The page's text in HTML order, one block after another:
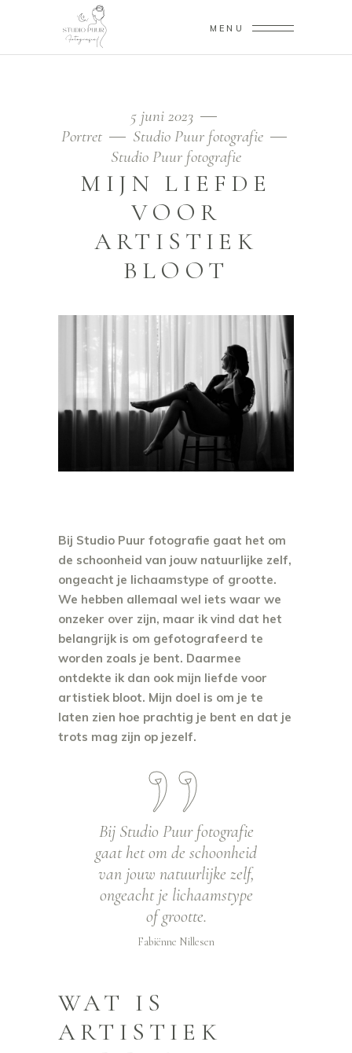
MENU
5 juni 2023
Portret
Studio Puur fotografie
Studio Puur fotografie
MIJN LIEFDE
VOOR
ARTISTIEK
BLOOT
Bij Studio Puur fotografie gaat het om
de schoonheid van jouw natuurlijke zelf,
ongeacht je lichaamstype of grootte.
We hebben allemaal wel iets waar we
onzeker over zijn, maar ik vind dat het
belangrijk is om gefotografeerd te
worden zoals je bent. Daarmee
ontdekte ik dan ook mijn liefde voor
artistiek bloot. Mijn doel is om je te
laten zien hoe prachtig je bent en dat je
trots mag zijn op jezelf.
Bij Studio Puur fotografie
gaat het om de schoonheid
van jouw natuurlijke zelf,
ongeacht je lichaamstype
of grootte.
Fabiënne Nillesen
WAT IS
ARTISTIEK